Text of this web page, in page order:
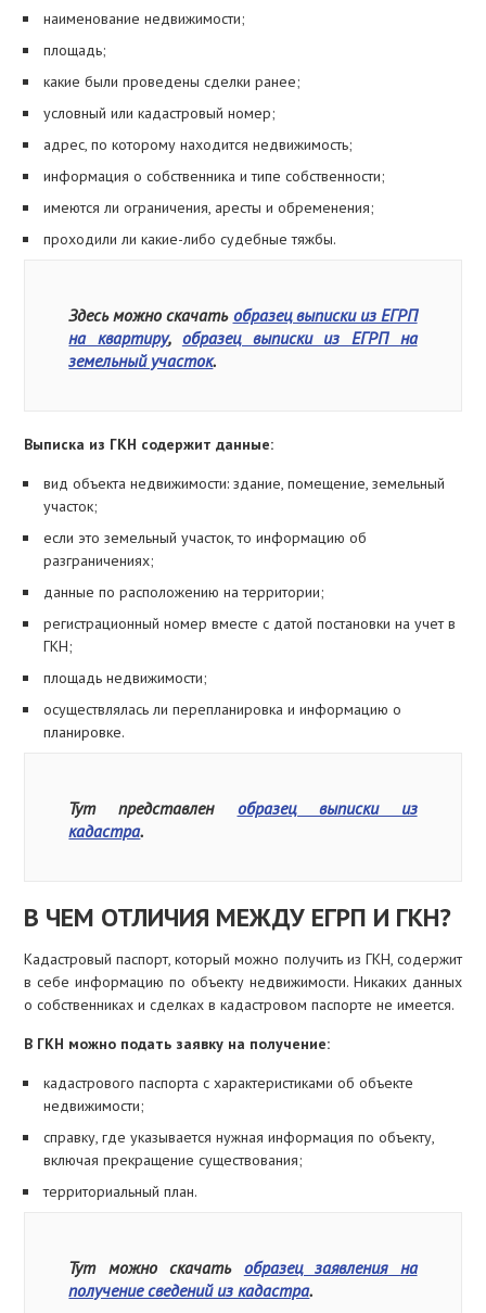
наименование недвижимости;
площадь;
какие были проведены сделки ранее;
условный или кадастровый номер;
адрес, по которому находится недвижимость;
информация о собственника и типе собственности;
имеются ли ограничения, аресты и обременения;
проходили ли какие-либо судебные тяжбы.
Здесь можно скачать образец выписки из ЕГРП
на квартиру, образец выписки из ЕГРП на
земельный участок.
Выписка из ГКН содержит данные:
вид объекта недвижимости: здание, помещение, земельный
участок;
если это земельный участок, то информацию об
разграничениях;
данные по расположению на территории;
регистрационный номер вместе с датой постановки на учет в
ГКН;
площадь недвижимости;
осуществлялась ли перепланировка и информацию о
планировке.
Тут представлен образец выписки из
кадастра.
В ЧЕМ ОТЛИЧИЯ МЕЖДУ ЕГРП И ГКН?
Кадастровый паспорт, который можно получить из ГКН, содержит
в себе информацию по объекту недвижимости. Никаких данных
о собственниках и сделках в кадастровом паспорте не имеется.
В ГКН можно подать заявку на получение:
кадастрового паспорта с характеристиками об объекте
недвижимости;
справку, где указывается нужная информация по объекту,
включая прекращение существования;
территориальный план.
Тут можно скачать образец заявления на
получение сведений из кадастра.